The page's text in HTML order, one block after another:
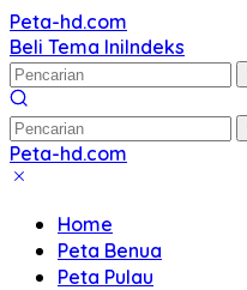
Langsung
ke
konten
Peta-hd.com
Kumpulan
Gambar
Peta
HD
Beli Tema IniIndeks
Peta-hd.com
Kumpulan
Peta
HD
Home
Peta Benua
Peta Pulau